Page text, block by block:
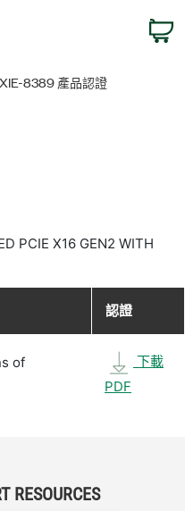
8389 產品認證
PCIE X16 GEN2 WITH
認證
of
下載
PDF
RESOURCES